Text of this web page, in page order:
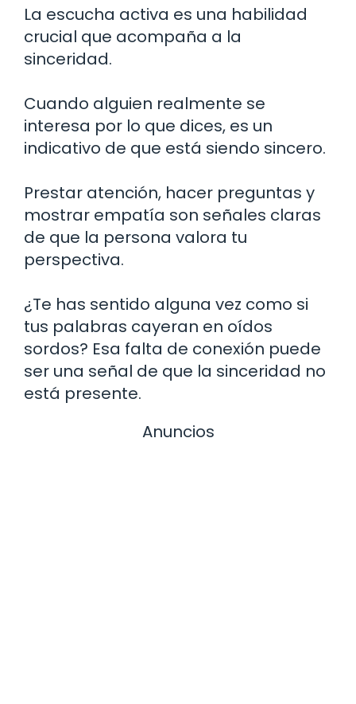
La escucha activa es una habilidad
crucial que acompaña a la
sinceridad.
Cuando alguien realmente se
interesa por lo que dices, es un
indicativo de que está siendo sincero.
Prestar atención, hacer preguntas y
mostrar empatía son señales claras
de que la persona valora tu
perspectiva.
¿Te has sentido alguna vez como si
tus palabras cayeran en oídos
sordos? Esa falta de conexión puede
ser una señal de que la sinceridad no
está presente.
Anuncios